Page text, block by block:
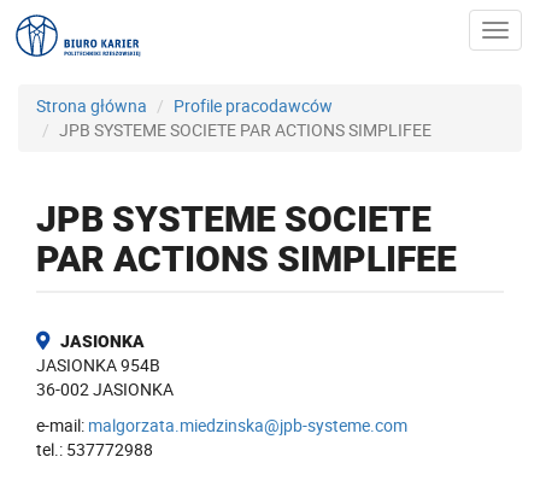
Strona główna
Profile pracodawców
JPB SYSTEME SOCIETE PAR ACTIONS SIMPLIFEE
JPB SYSTEME SOCIETE
PAR ACTIONS SIMPLIFEE
JASIONKA
JASIONKA 954B
36-002 JASIONKA
e-mail: malgorzata.miedzinska@jpb-systeme.com
tel.: 537772988